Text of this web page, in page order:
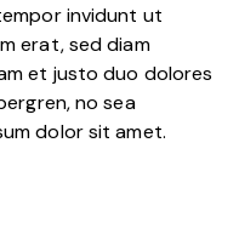
invidunt ut
erat, sed diam
et justo duo dolores
no sea
dolor sit amet.